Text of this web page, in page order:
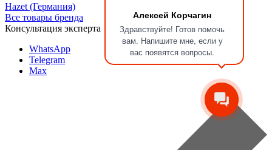
Алексей Корчагин
Здравствуйте! Готов помочь
вам. Напишите мне, если у
вас появятся вопросы.
Hazet (Германия)
Все товары бренда
Консультация эксперта
WhatsApp
Telegram
Max